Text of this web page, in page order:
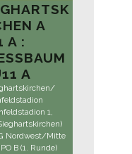
A
A :
A
1,
Nordwest/Mitte
B (1. Runde)